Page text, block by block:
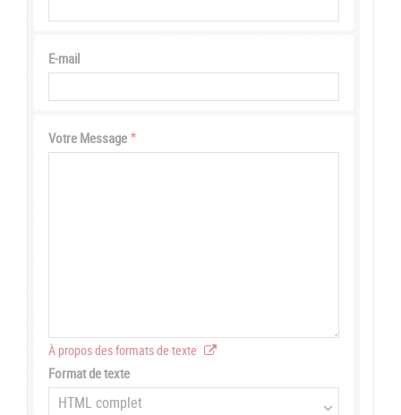
E-mail
Votre Message
À propos des formats de texte
Format de texte